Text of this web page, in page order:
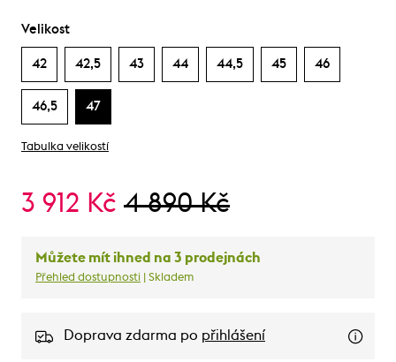
Velikost
42 42,5 43 44 44,5 45 46
46,5 47
Tabulka velikostí
3 912 Kč 4 890 Kč
Můžete mít ihned na 3 prodejnách
Přehled dostupnosti | Skladem
Doprava zdarma po přihlášení